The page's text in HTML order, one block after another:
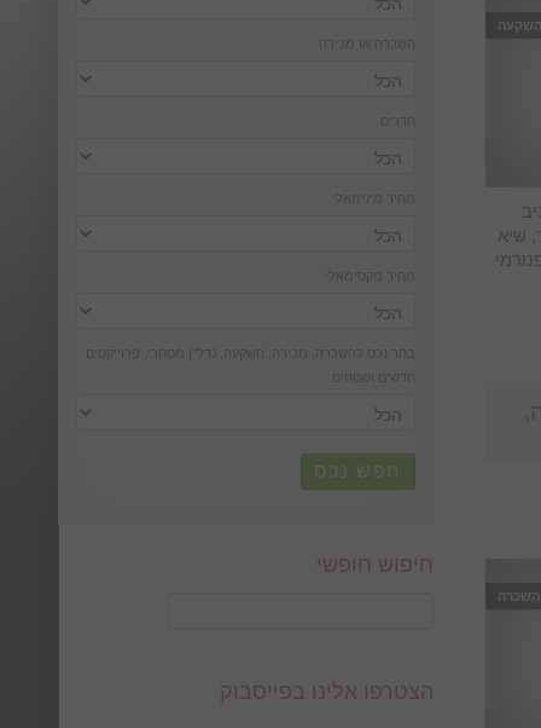
השכרה או מכירה
חדרים
מחיר מינימאלי
מחיר מקסימאלי
בחר נכס להשכרה, מכירה, השקעה, נדל''ן מסחרי, פרוייקטים
חדשים ושטחים
חפש נכס
חיפוש חופשי
הצטרפו אלינו בפייסבוק
באוויר, שיא
פנורמי
השכרה